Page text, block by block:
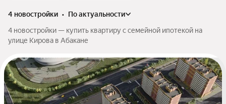
4 новостройки •
по актуальности
4 новостройки — купить квартиру с семейной ипотекой на
улице Кирова в Абакане